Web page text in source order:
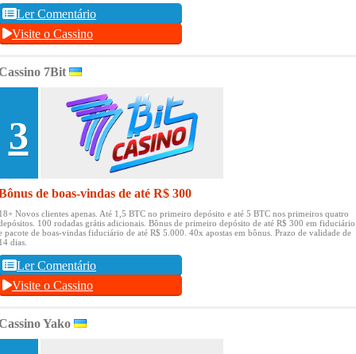
Ler Comentário
Visite o Cassino
7Bit
3
de boas-vindas de até R$ 300
Novos clientes apenas. Até 1,5 BTC no primeiro depósito e até 5 BTC nos primeiros quatro
100 rodadas grátis adicionais. Bônus de primeiro depósito de até R$ 300 em fiduciário
pacote de boas-vindas fiduciário de até R$ 5.000. 40x apostas em bônus. Prazo de validade de
dias.
Ler Comentário
Visite o Cassino
Yako